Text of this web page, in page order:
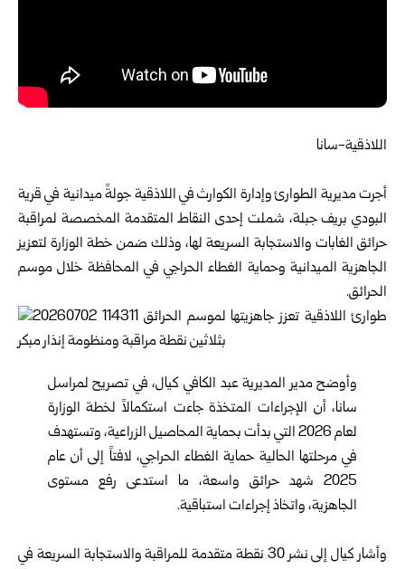
اللاذقية-سانا
أجرتمديرية الطوارئ وإدارة الكوارثفي اللاذقية جولةً ميدانية في قرية
البودي بريف جبلة، شملت إحدى النقاط المتقدمة المخصصة لمراقبة
حرائق الغابات والاستجابة السريعة لها، وذلك ضمن خطة الوزارة لتعزيز
الجاهزية الميدانية وحماية الغطاء الحراجي في المحافظة خلال موسم
الحرائق.
وأوضح مدير المديرية عبد الكافي كيال، في تصريح لمراسل
سانا، أن الإجراءات المتخذة جاءت استكمالاً لخطة الوزارة
لعام 2026 التي بدأت بحماية المحاصيل الزراعية، وتستهدف
في مرحلتها الحالية حماية الغطاء الحراجي، لافتاً إلى أن عام
2025 شهد حرائق واسعة، ما استدعى رفع مستوى
الجاهزية، واتخاذ إجراءات استباقية.
وأشار كيال إلى نشر 30 نقطة متقدمة للمراقبة والاستجابة السريعة في